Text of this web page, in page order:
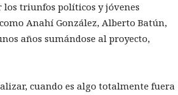
triunfos políticos y jóvenes
Anahí González, Alberto Batún,
años sumándose al proyecto,
cuando es algo totalmente fuera